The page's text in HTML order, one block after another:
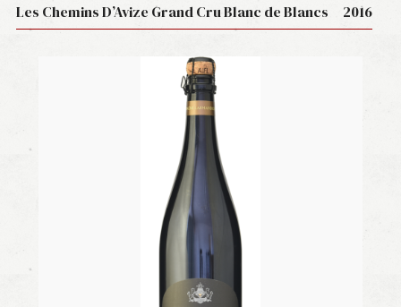
Les Chemins D’Avize Grand Cru Blanc de Blancs 2016